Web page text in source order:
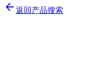
返回产品搜索